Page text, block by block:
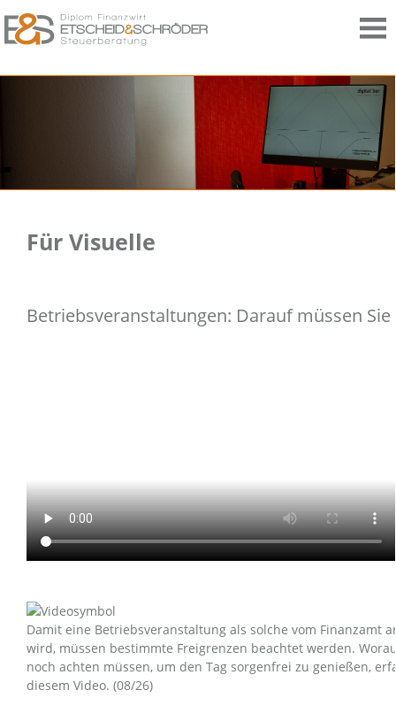
Für Visuelle
Betriebsveranstaltungen: Darauf müssen
Damit eine Betriebsveranstaltung als solche vom Finanzamt
wird, müssen bestimmte Freigrenzen beachtet werden.
noch achten müssen, um den Tag sorgenfrei zu genießen,
diesem Video. (08/26)